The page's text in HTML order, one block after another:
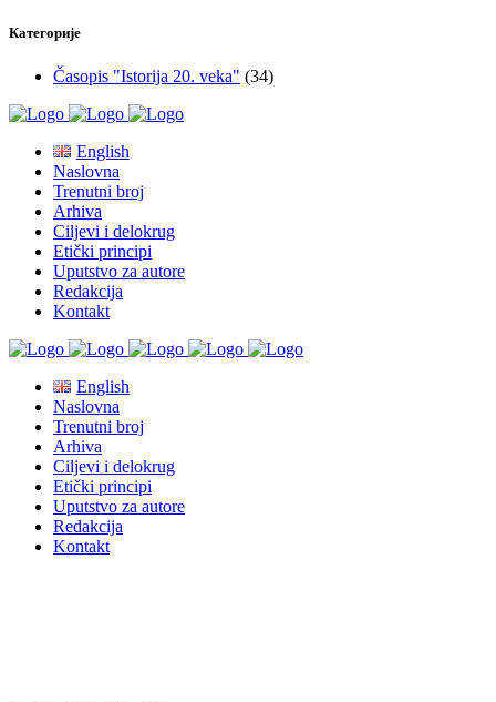
Категорије
Časopis "Istorija 20. veka" (34)
English
Naslovna
Trenutni broj
Arhiva
Ciljevi i delokrug
Etički principi
Uputstvo za autore
Redakcija
Kontakt
English
Naslovna
Trenutni broj
Arhiva
Ciljevi i delokrug
Etički principi
Uputstvo za autore
Redakcija
Kontakt